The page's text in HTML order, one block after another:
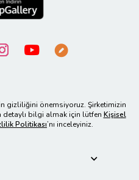
gizliliğini önemsiyoruz. Şirketimizin
detaylı bilgi almak için lütfen Kişisel
Politikası’nı inceleyiniz.